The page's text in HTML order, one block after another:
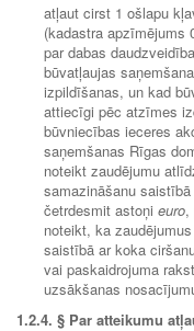
atļaut cirst 1 ošlapu
(kadastra apzīmējums
par dabas
būvatļaujas
izpildīšanas, un kad
attiecīgi pēc atzīmes
būvniecības ieceres
saņemšanas Rīgas
noteikt zaudējumu
samazināšanu
četrdesmit astoņi euro,
noteikt, ka
saistībā ar koka
vai paskaidrojuma
uzsākšanas
1.2.4. § Par atteikumu